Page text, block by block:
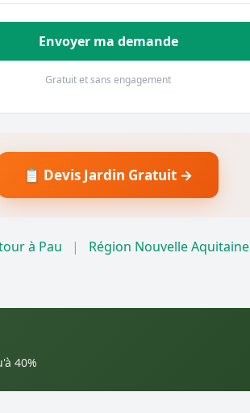
Envoyer ma demande
Gratuit et sans engagement
📋 Devis Jardin Gratuit →
à Pau | Région Nouvelle Aquitaine
40%